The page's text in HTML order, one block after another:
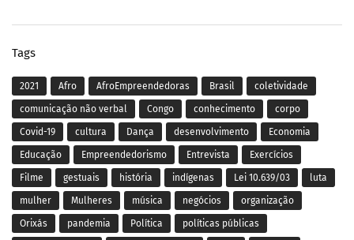
Tags
2021 Afro AfroEmpreendedoras Brasil coletividade
comunicação não verbal Congo conhecimento corpo
Covid-19 cultura Dança desenvolvimento Economia
Educação Empreendedorismo Entrevista Exercícios
Filme gestuais história indígenas Lei 10.639/03 luta
mulher Mulheres música negócios organização
Orixás pandemia Política políticas públicas